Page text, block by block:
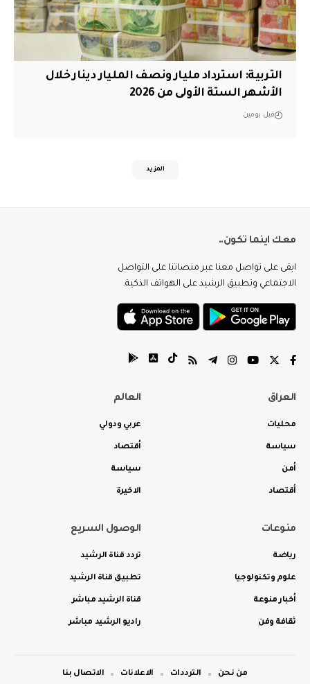
التربية: استرداد مليار ونصف المليار دينار خلال
الأشهر الستة الأولى من 2026
قبل يومين
المزيد
معك اينما تكون..
ابقى على تواصل معنا عبر منصاتنا على التواصل
الاجتماعي وتطبيق الرشيد على الهواتف الذكية.
العراق
محليات
سياسة
أمن
أقتصاد
العالم
عربي ودولي
أقتصاد
سياسة
الاخيرة
منوعات
رياضة
علوم وتكنولوجيا
أخبار منوعة
ثقافة وفن
الوصول السريع
تردد قناة الرشيد
تطبيق قناة الرشيد
قناة الرشيد مباشر
راديو الرشيد مباشر
من نحن الترددات الاعلانات الاتصال بنا